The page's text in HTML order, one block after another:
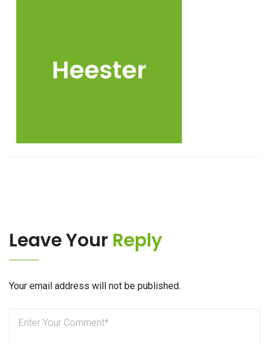
Leave Your Reply
Your email address will not be published.